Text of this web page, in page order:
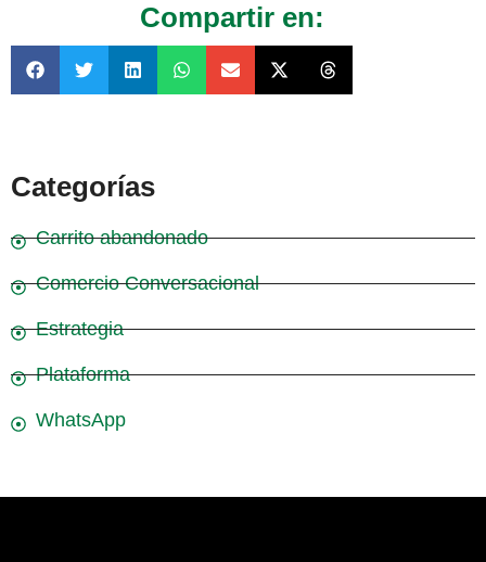
Compartir en:
Categorías
Carrito abandonado
Comercio Conversacional
Estrategia
Plataforma
WhatsApp